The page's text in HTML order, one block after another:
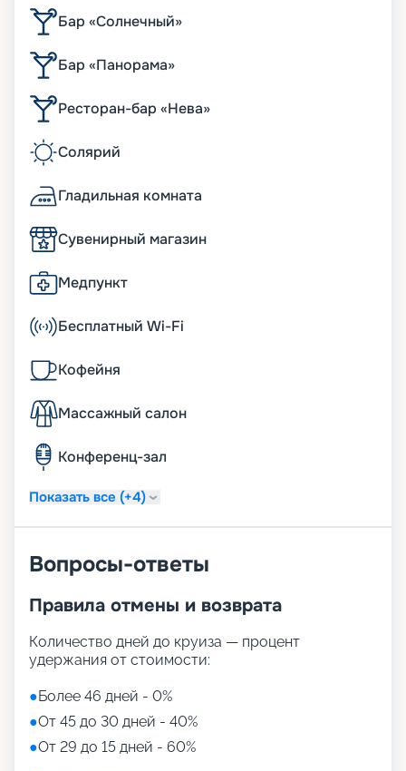
Бар «Солнечный»
Бар «Панорама»
Ресторан-бар «Нева»
Солярий
Гладильная комната
Сувенирный магазин
Медпункт
Бесплатный Wi-Fi
Кофейня
Массажный салон
Конференц-зал
Показать все (+4)
Вопросы-ответы
Правила отмены и возврата
Количество дней до круиза — процент
удержания от стоимости:
●Более 46 дней - 0%
●От 45 до 30 дней - 40%
●От 29 до 15 дней - 60%